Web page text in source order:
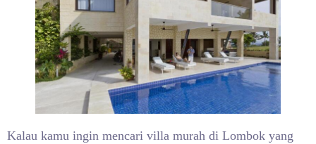
Kalau kamu ingin mencari villa murah di Lombok yang